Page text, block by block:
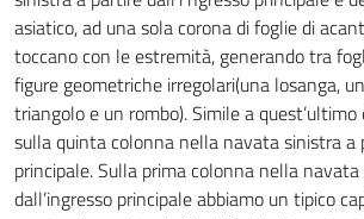
asiatico, ad una sola corona di foglie di
toccano con le estremità, generando tra
figure geometriche irregolari(una losanga,
triangolo e un rombo). Simile a
sulla quinta colonna nella navata sinistra a
principale. Sulla prima colonna nella
dall’ingresso principale abbiamo un tipico